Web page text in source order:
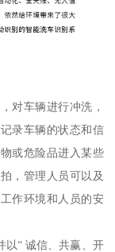
对车辆进行冲洗，
录车辆的状态和信
或危险品进入某些
，管理人员可以及
作环境和人员的安
以“ 诚信、共赢、开